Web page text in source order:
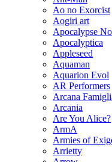
Ao no Exorcist
Aogiri art
Apocalypse
Apocalyptica
Appleseed
Aquaman
Aquarion Evol
AR Performers
Arcana
Arcania
Are You Alice?
ArmA
Armies of
Arrietty